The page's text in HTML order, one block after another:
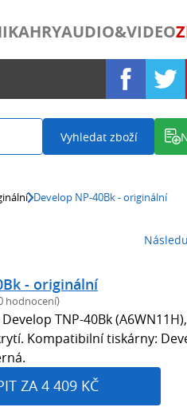
HRYAUDIO&VIDEO
Vyhledat zboží
Develop NP-40Bk - originální
- originální
hodnocení)
TNP-40Bk
Kompatibilní tiskárny:
ZA 4 409 KČ